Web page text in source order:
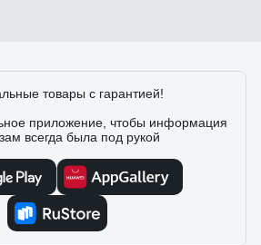
товары с гарантией!
приложение, чтобы информация
всегда была под рукой